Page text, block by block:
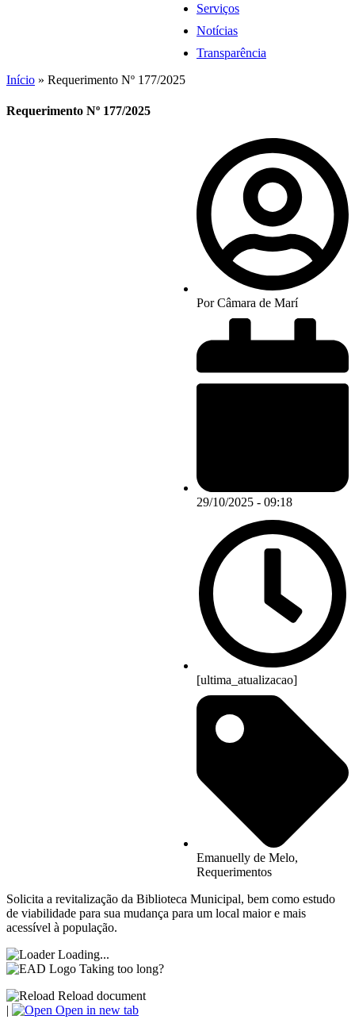
Serviços
Notícias
Transparência
Início » Requerimento Nº 177/2025
Requerimento Nº 177/2025
PorCâmara de Marí
29/10/2025 - 09:18
[ultima_atualizacao]
Emanuelly de Melo,
Requerimentos
Solicita a revitalização da Biblioteca Municipal, bem como estudo
de viabilidade para sua mudança para um local maior e mais
acessível à população.
Loading...
Taking too long?
Reload document
|
Open in new tab